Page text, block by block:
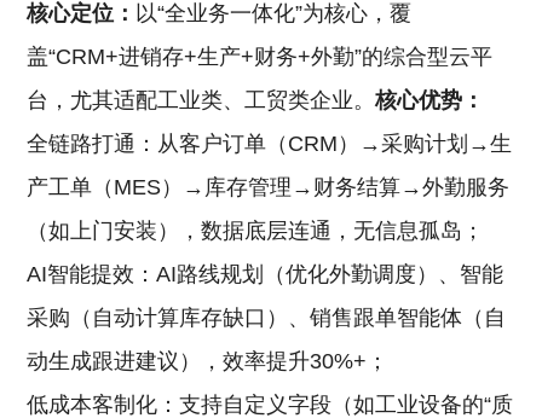
核心定位： 以“全业务一体化”为核心，覆
盖“CRM+进销存+生产+财务+外勤”的综合型云平
台，尤其适配工业类、工贸类企业。核心优势：
全链路打通：从客户订单（CRM）→采购计划→生
产工单（MES）→库存管理→财务结算→外勤服务
（如上门安装），数据底层连通，无信息孤岛；
AI智能提效：AI路线规划（优化外勤调度）、智能
采购（自动计算库存缺口）、销售跟单智能体（自
动生成跟进建议），效率提升30%+；
低成本客制化：支持自定义字段（如工业设备的“质